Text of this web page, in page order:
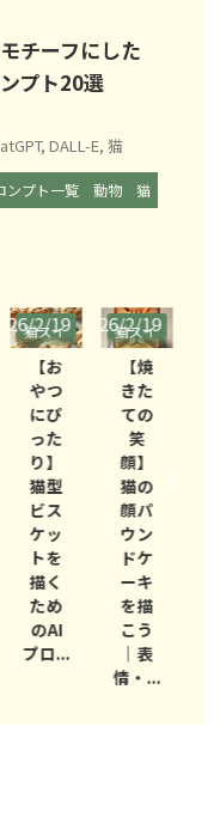
チーフにした
プト20選
, DALL-E, 猫
ンプト一覧 動物
猫
猫スイ
ーツ
2/19
【お
やつ
にぴ
った
り】
猫型
ビス
ケッ
トを
描く
ため
のAI
プロ...
猫スイ
ーツ
2026/2/19
【焼
きた
ての
笑
顔】
猫の
顔パ
ウン
ドケ
ーキ
を描
こう
｜表
情・...